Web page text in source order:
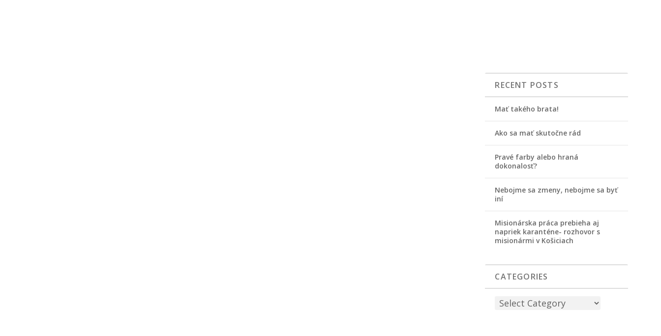
RECENT POSTS
Mať takého brata!
Ako sa mať skutočne rád
Pravé farby alebo hraná
dokonalosť?
Nebojme sa zmeny, nebojme sa byť
iní
Misionárska práca prebieha aj
napriek karanténe- rozhovor s
misionármi v Košiciach
CATEGORIES